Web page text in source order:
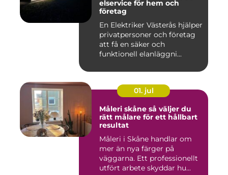
elservice för hem och
företag
En Elektriker Västerås hjälper
privatpersoner och företag
att få en säker och
funktionell elanläggni...
01. jul
Måleri skåne så väljer du
rätt målare för ett hållbart
resultat
Måleri i Skåne handlar om
mer än nya färger på
väggarna. Ett professionellt
utfört arbete skyddar hu...